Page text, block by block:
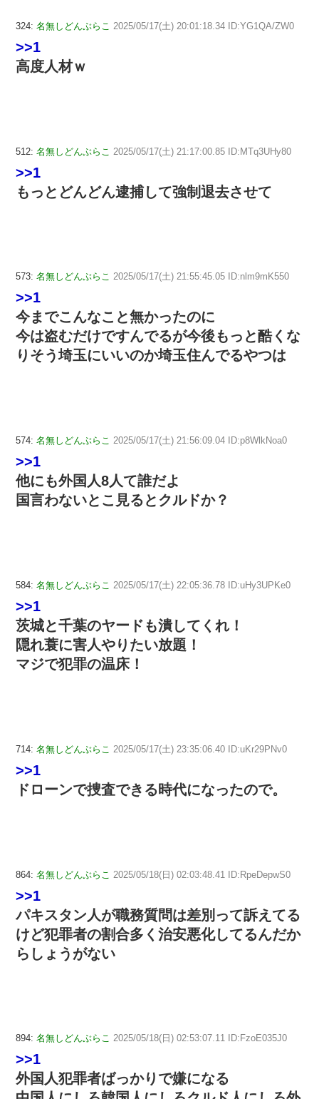
324: 名無しどんぶらこ 2025/05/17(土) 20:01:18.34 ID:YG1QA/ZW0
>>1
高度人材ｗ
512: 名無しどんぶらこ 2025/05/17(土) 21:17:00.85 ID:MTq3UHy80
>>1
もっとどんどん逮捕して強制退去させて
573: 名無しどんぶらこ 2025/05/17(土) 21:55:45.05 ID:nlm9mK550
>>1
今までこんなこと無かったのに
今は盗むだけですんでるが今後もっと酷くな
りそう埼玉にいいのか埼玉住んでるやつは
574: 名無しどんぶらこ 2025/05/17(土) 21:56:09.04 ID:p8WlkNoa0
>>1
他にも外国人8人て誰だよ
国言わないとこ見るとクルドか？
584: 名無しどんぶらこ 2025/05/17(土) 22:05:36.78 ID:uHy3UPKe0
>>1
茨城と千葉のヤードも潰してくれ！
隠れ蓑に害人やりたい放題！
マジで犯罪の温床！
714: 名無しどんぶらこ 2025/05/17(土) 23:35:06.40 ID:uKr29PNv0
>>1
ドローンで捜査できる時代になったので。
864: 名無しどんぶらこ 2025/05/18(日) 02:03:48.41 ID:RpeDepwS0
>>1
パキスタン人が職務質問は差別って訴えてる
けど犯罪者の割合多く治安悪化してるんだか
らしょうがない
894: 名無しどんぶらこ 2025/05/18(日) 02:53:07.11 ID:FzoE035J0
>>1
外国人犯罪者ばっかりで嫌になる